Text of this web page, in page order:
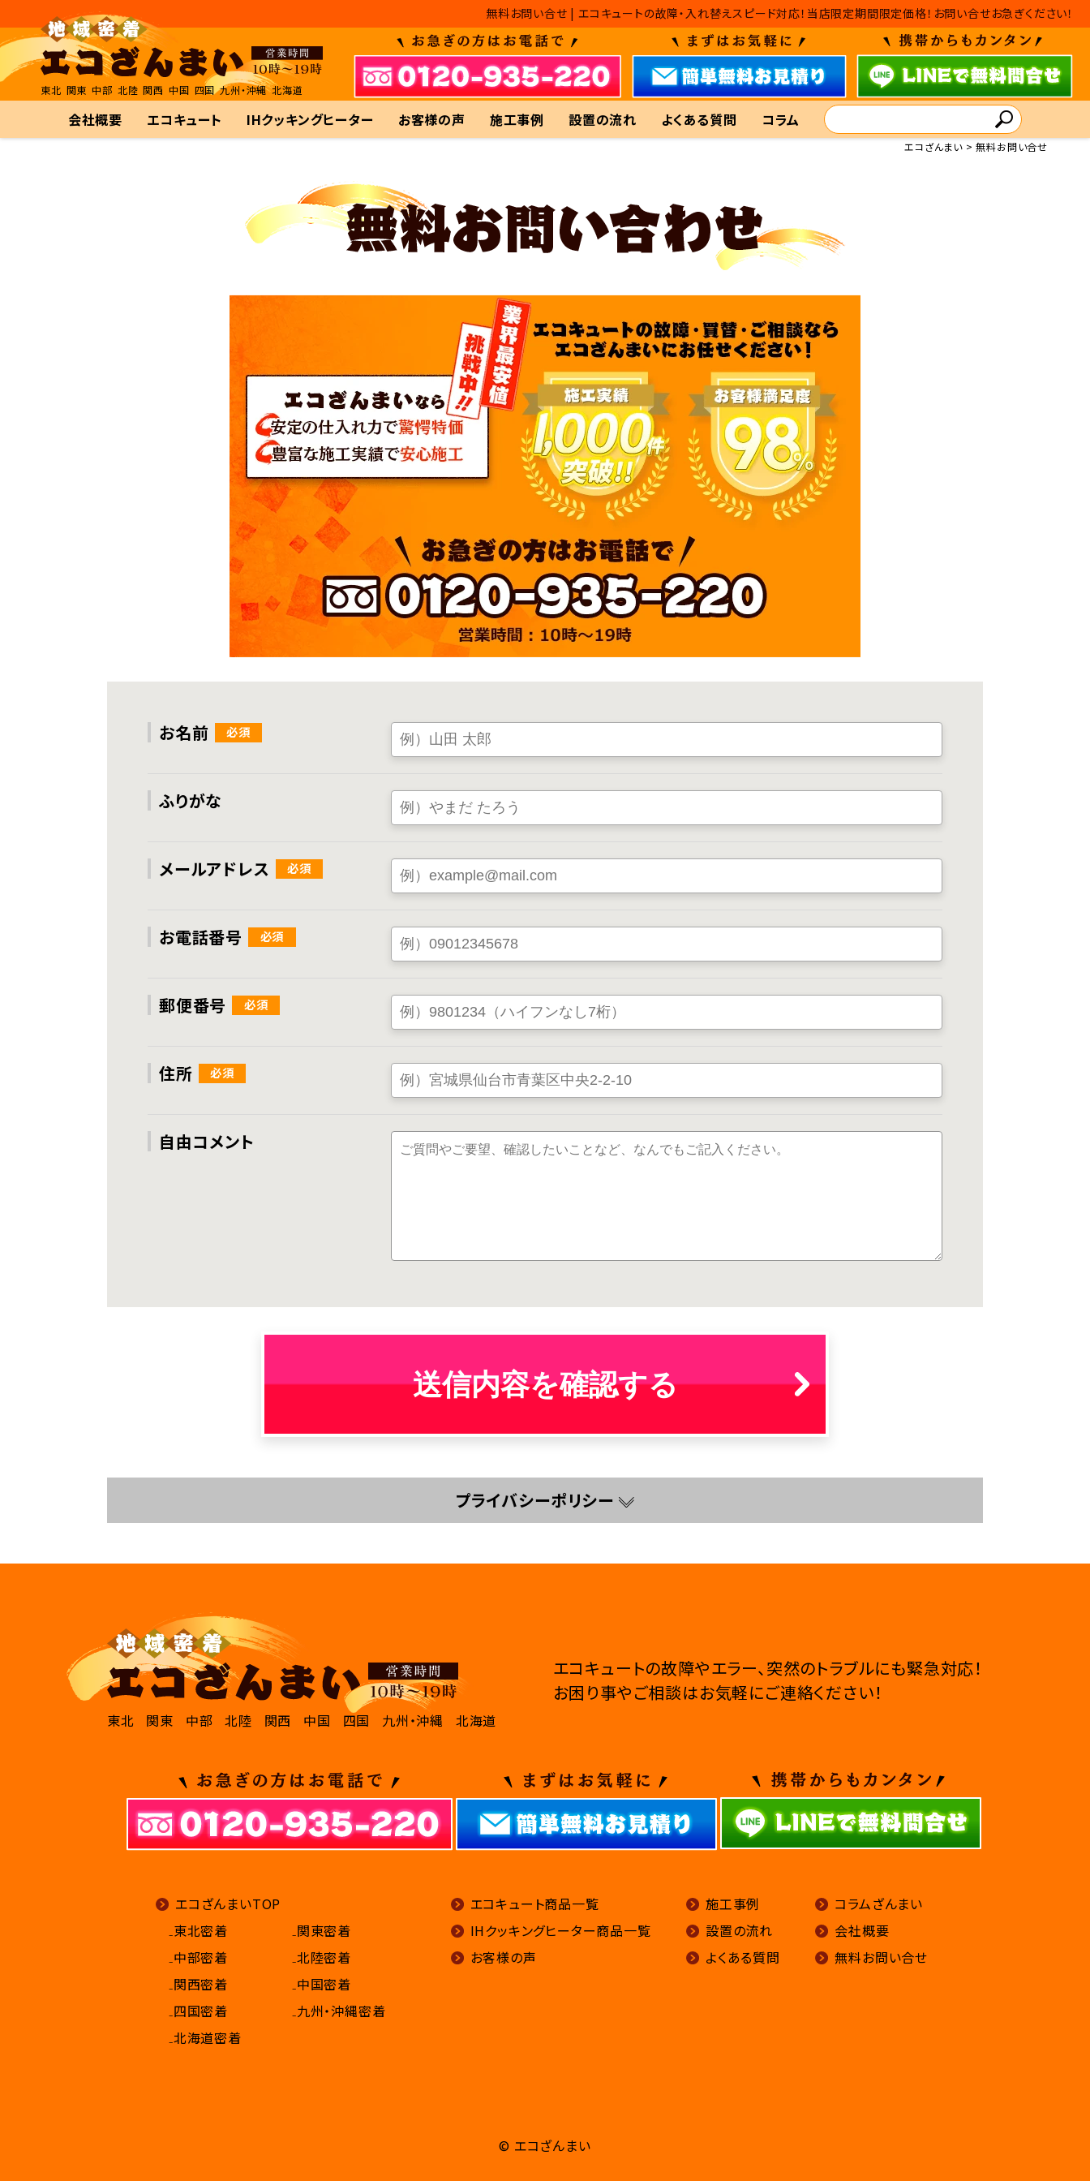
無料お問い合せ | エコキュートの故障・入れ替えスピード対応！当店限定期間限定価格！お問い合せお急ぎください！
東北 関東 中部 北陸 関西 中国 四国 九州・沖縄 北海道
会社概要 エコキュート IHクッキングヒーター お客様の声 施工事例 設置の流れ よくある質問 コラム
エコざんまい 無料お問い合せ
お名前
ふりがな
メールアドレス
お電話番号
郵便番号
住所
自由コメント
送信内容を確認する
プライバシーポリシー
東北 関東 中部 北陸 関西 中国 四国 九州・沖縄 北海道
エコキュートの故障やエラー、 突然のトラブルにも緊急対応！
お困り事やご相談はお気軽にご連絡ください！
エコざんまいTOP
₋東北密着
₋関東密着
₋中部密着
₋北陸密着
₋関西密着
₋中国密着
₋四国密着
₋九州・沖縄密着
₋北海道密着
エコキュート商品一覧
IHクッキングヒーター商品一覧
お客様の声
施工事例
設置の流れ
よくある質問
コラムざんまい
会社概要
無料お問い合せ
© エコざんまい